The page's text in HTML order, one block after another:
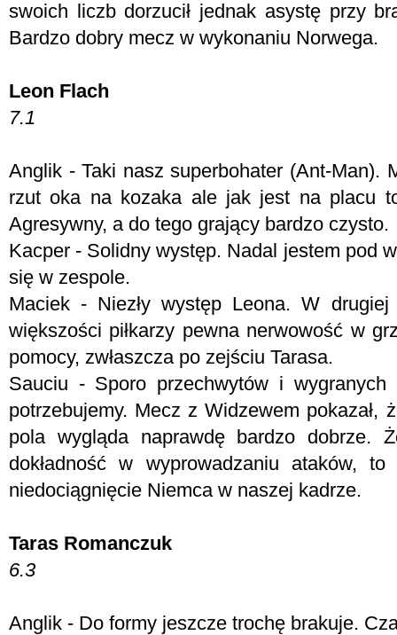
swoich liczb dorzucił jednak asystę przy
Bardzo dobry mecz w wykonaniu Norwega.
Leon Flach
7.1
Anglik - Taki nasz superbohater (Ant-Man).
rzut oka na kozaka ale jak jest na placu
Agresywny, a do tego grający bardzo czysto.
Kacper - Solidny występ. Nadal jestem pod
się w zespole.
Maciek - Niezły występ Leona. W drugiej
większości piłkarzy pewna nerwowość w
pomocy, zwłaszcza po zejściu Tarasa.
Sauciu - Sporo przechwytów i wygranych
potrzebujemy. Mecz z Widzewem pokazał,
pola wygląda naprawdę bardzo dobrze.
dokładność w wyprowadzaniu ataków,
niedociągnięcie Niemca w naszej kadrze.
Taras Romanczuk
6.3
Anglik - Do formy jeszcze trochę brakuje.